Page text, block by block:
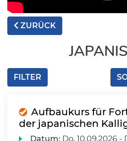
ZURÜCK
FILTER
Aufbaukurs für
der japanischen
Datum: Do. 10.09.2026 -